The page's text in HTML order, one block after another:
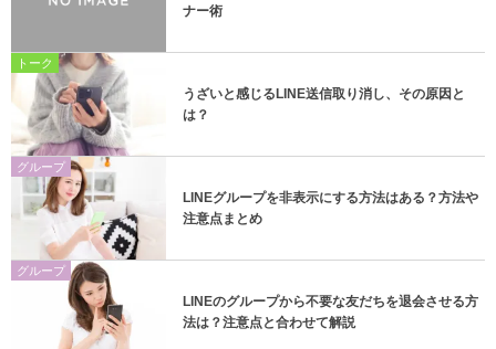
ナー術
トーク
うざいと感じるLINE送信取り消し、その原因と
は？
グループ
LINEグループを非表示にする方法はある？方法や
注意点まとめ
グループ
LINEのグループから不要な友だちを退会させる方
法は？注意点と合わせて解説